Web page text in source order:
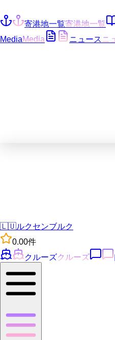
寄港地一覧寄港地一覧
MediaMedia ニュース ニ
🇱🇺ルクセンブルク
0.00件
クルーズクルーズ